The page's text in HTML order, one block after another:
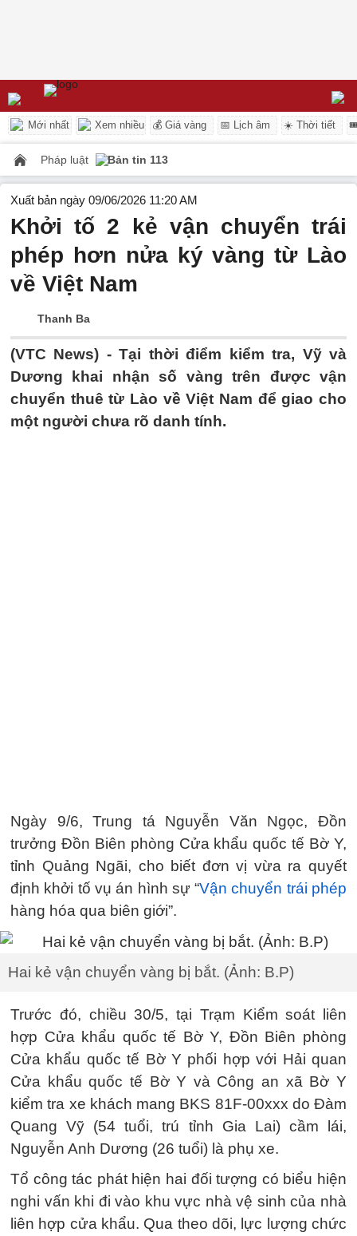
Mới nhất Xem nhiều 💰 Giá vàng 📅 Lịch âm ☀️ Thời tiết
Pháp luật Bản tin 113
Xuất bản ngày 09/06/2026 11:20 AM
Khởi tố 2 kẻ vận chuyển trái
phép hơn nửa ký vàng từ Lào
về Việt Nam
Thanh Ba
(VTC News) -Tại thời điểm kiểm tra, Vỹ và
Dương khai nhận số vàng trên được vận
chuyển thuê từ Lào về Việt Nam để giao cho
một người chưa rõ danh tính.
Ngày 9/6, Trung tá Nguyễn Văn Ngọc, Đồn
trưởng Đồn Biên phòng Cửa khẩu quốc tế Bờ Y,
tỉnh Quảng Ngãi, cho biết đơn vị vừa ra quyết
định khởi tố vụ án hình sự “Vận chuyển trái phép
hàng hóa qua biên giới”.
Hai kẻ vận chuyển vàng bị bắt. (Ảnh: B.P)
Trước đó, chiều 30/5, tại Trạm Kiểm soát liên
hợp Cửa khẩu quốc tế Bờ Y, Đồn Biên phòng
Cửa khẩu quốc tế Bờ Y phối hợp với Hải quan
Cửa khẩu quốc tế Bờ Y và Công an xã Bờ Y
kiểm tra xe khách mang BKS 81F-00xxx do Đàm
Quang Vỹ (54 tuổi, trú tỉnh Gia Lai) cầm lái,
Nguyễn Anh Dương (26 tuổi) là phụ xe.
Tổ công tác phát hiện hai đối tượng có biểu hiện
nghi vấn khi đi vào khu vực nhà vệ sinh của nhà
liên hợp cửa khẩu. Qua theo dõi, lực lượng chức